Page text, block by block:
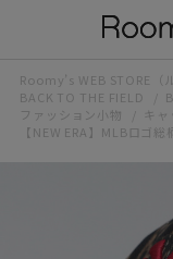
Roomy’s WEB STORE（
BACK TO THE FIELD
ファッション小物
キャ
【NEW ERA】MLBロゴ